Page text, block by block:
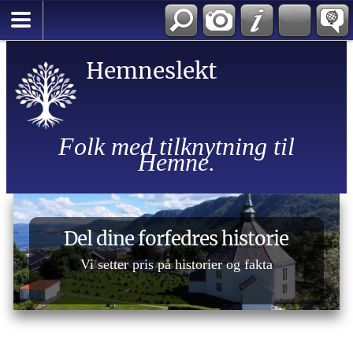
Hemneslekt
Folk med tilknytning til
Hemne.
Del dine forfedres historie
Vi setter pris på historier og fakta